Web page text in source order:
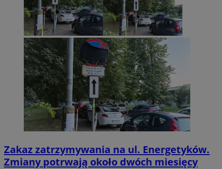
Zakaz zatrzymywania na ul. Energetyków.
Zmiany potrwają około dwóch miesięcy